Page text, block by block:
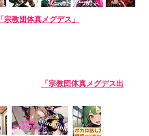
「宗教団体真メグデス」
「宗教団体真メグデス出